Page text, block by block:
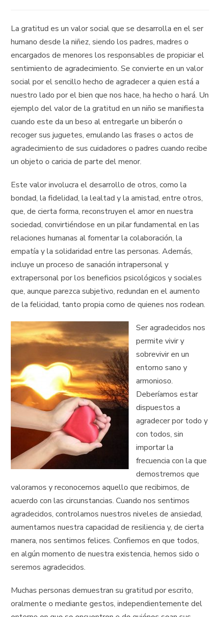
La gratitud es un valor social que se desarrolla en el ser
humano desde la niñez, siendo los padres, madres o
encargados de menores los responsables de propiciar el
sentimiento de agradecimiento. Se convierte en un valor
social por el sencillo hecho de agradecer a quien está a
nuestro lado por el bien que nos hace, ha hecho o hará. Un
ejemplo del valor de la gratitud en un niño se manifiesta
cuando este da un beso al entregarle un biberón o
recoger sus juguetes, emulando las frases o actos de
agradecimiento de sus cuidadores o padres cuando recibe
un objeto o caricia de parte del menor.
Este valor involucra el desarrollo de otros, como la
bondad, la fidelidad, la lealtad y la amistad, entre otros,
que, de cierta forma, reconstruyen el amor en nuestra
sociedad, convirtiéndose en un pilar fundamental en las
relaciones humanas al fomentar la colaboración, la
empatía y la solidaridad entre las personas. Además,
incluye un proceso de sanación intrapersonal y
extrapersonal por los beneficios psicológicos y sociales
que, aunque parezca subjetivo, redundan en el aumento
de la felicidad, tanto propia como de quienes nos rodean.
Ser agradecidos nos
permite vivir y
sobrevivir en un
entorno sano y
armonioso.
Deberíamos estar
dispuestos a
agradecer por todo y
con todos, sin
importar la
frecuencia con la que
demostremos que
valoramos y reconocemos aquello que recibimos, de
acuerdo con las circunstancias. Cuando nos sentimos
agradecidos, controlamos nuestros niveles de ansiedad,
aumentamos nuestra capacidad de resiliencia y, de cierta
manera, nos sentimos felices. Confiemos en que todos,
en algún momento de nuestra existencia, hemos sido o
seremos agradecidos.
Muchas personas demuestran su gratitud por escrito,
oralmente o mediante gestos, independientemente del